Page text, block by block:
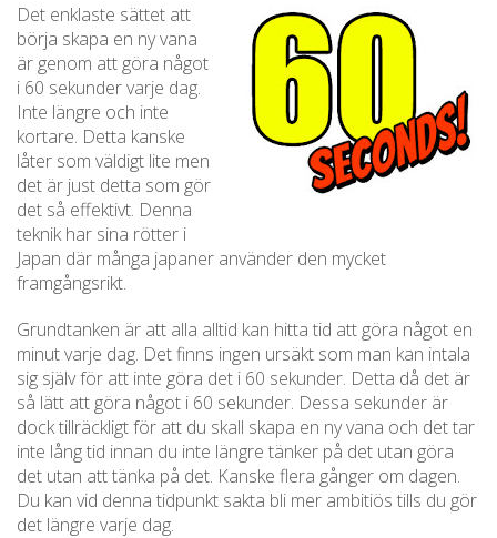
Det enklaste sättet att
börja skapa en ny vana
är genom att göra något
i 60 sekunder varje dag.
Inte längre och inte
kortare. Detta kanske
låter som väldigt lite men
det är just detta som gör
det så effektivt. Denna
teknik har sina rötter i
Japan där många japaner använder den mycket
framgångsrikt.
Grundtanken är att alla alltid kan hitta tid att göra något en
minut varje dag. Det finns ingen ursäkt som man kan intala
sig själv för att inte göra det i 60 sekunder. Detta då det är
så lätt att göra något i 60 sekunder. Dessa sekunder är
dock tillräckligt för att du skall skapa en ny vana och det tar
inte lång tid innan du inte längre tänker på det utan göra
det utan att tänka på det. Kanske flera gånger om dagen.
Du kan vid denna tidpunkt sakta bli mer ambitiös tills du gör
det längre varje dag.